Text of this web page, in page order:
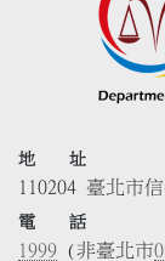
地 址
110204 臺北市
電 話
1999 (非臺北市